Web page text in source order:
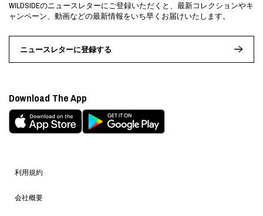
利用規約
会社概要
WILDSIDEのニュースレターにご登録いただくと、最新コレクションやキ
ャンペーン、動画などの最新情報をいち早くお届けいたします。
ニュースレターに登録する
Download The App